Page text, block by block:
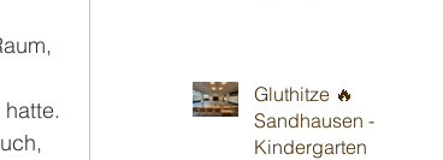
Gluthitze 🔥
Sandhausen -
Kindergarten